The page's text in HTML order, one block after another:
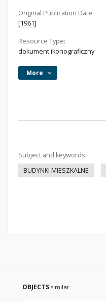
Original Publication Date:
[1961]
Resource Type:
dokument ikonograficzny
More
Subject and keywords:
BUDYNKI MIESZKALNE
OBJECTS similar